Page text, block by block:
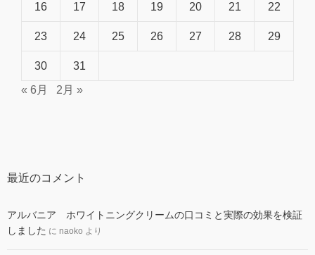
16 17 18 19 20 21 22
23 24 25 26 27 28 29
30
31
« 6月
2月 »
最近のコメント
アルバニア ホワイトニングクリームの口コミと実際の効果を検証
しました に naoko より